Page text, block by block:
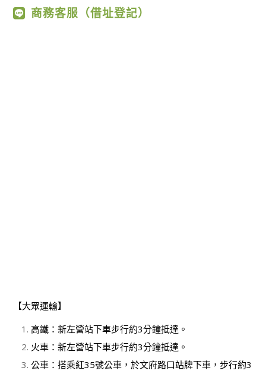
商務客服（借址登記）
【大眾運輸】
高鐵：新左營站下車步行約3分鐘抵達。
火車：新左營站下車步行約3分鐘抵達。
公車：搭乘紅35號公車，於文府路口站牌下車，步行約3